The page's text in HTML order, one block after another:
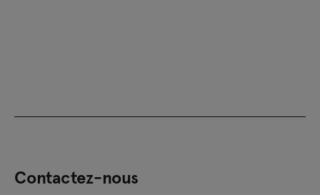
Contactez-nous